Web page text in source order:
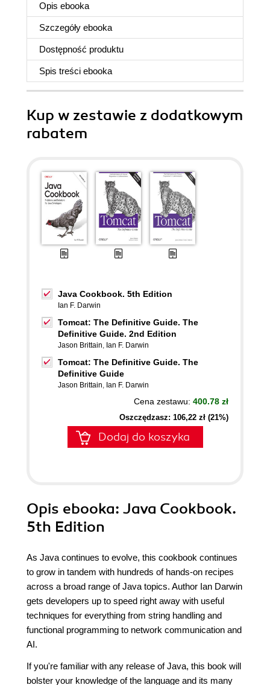
Opis ebooka
Szczegóły ebooka
Dostępność produktu
Spis treści ebooka
Kup w zestawie z dodatkowym
rabatem
Java Cookbook. 5th Edition
Ian F. Darwin
Tomcat: The Definitive Guide. The
Definitive Guide. 2nd Edition
Jason Brittain, Ian F. Darwin
Tomcat: The Definitive Guide. The
Definitive Guide
Jason Brittain, Ian F. Darwin
Cena zestawu: 400.78 zł
Oszczędzasz: 106,22 zł (21%)
Dodaj do koszyka
Opis ebooka: Java Cookbook.
5th Edition
As Java continues to evolve, this cookbook continues
to grow in tandem with hundreds of hands-on recipes
across a broad range of Java topics. Author Ian Darwin
gets developers up to speed right away with useful
techniques for everything from string handling and
functional programming to network communication and
AI.
If you're familiar with any release of Java, this book will
bolster your knowledge of the language and its many